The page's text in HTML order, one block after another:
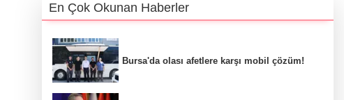
En Çok Okunan Haberler
Bursa'da olası afetlere karşı mobil çözüm!